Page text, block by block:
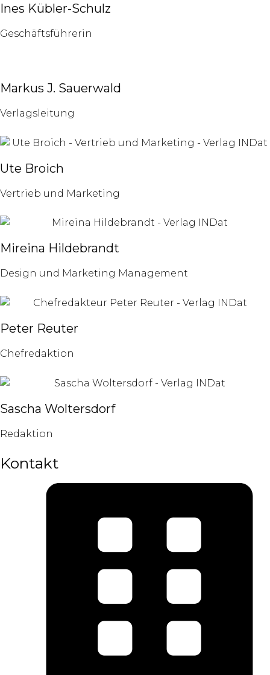
Ines Kübler-Schulz
Geschäftsführerin
Markus J. Sauerwald
Verlagsleitung
Ute Broich
Vertrieb und Marketing
Mireina Hildebrandt
Design und Marketing Management
Peter Reuter
Chefredaktion
Sascha Woltersdorf
Redaktion
Kontakt